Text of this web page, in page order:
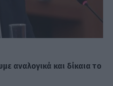
αναλογικά και δίκαια το